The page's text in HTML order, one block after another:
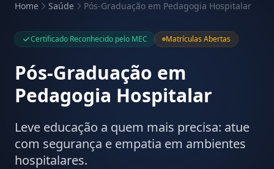
Home Saúde Pós-Graduação em Pedagogia Hospitalar
Certificado Reconhecido pelo MEC Matrículas Abertas
Pós-Graduação em
Pedagogia Hospitalar
Leve educação a quem mais precisa: atue
com segurança e empatia em ambientes
hospitalares.